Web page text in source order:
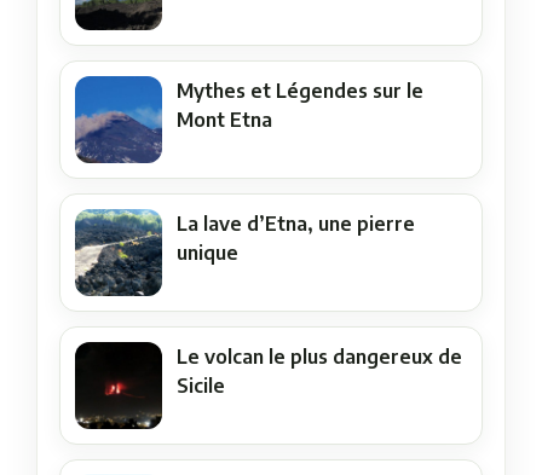
Mythes et Légendes sur le
Mont Etna
La lave d’Etna, une pierre
unique
Le volcan le plus dangereux de
Sicile